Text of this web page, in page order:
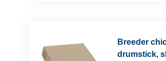
Breeder
drumstick,